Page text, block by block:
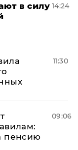
в силу 14:24
11:30
пенсию
09:06